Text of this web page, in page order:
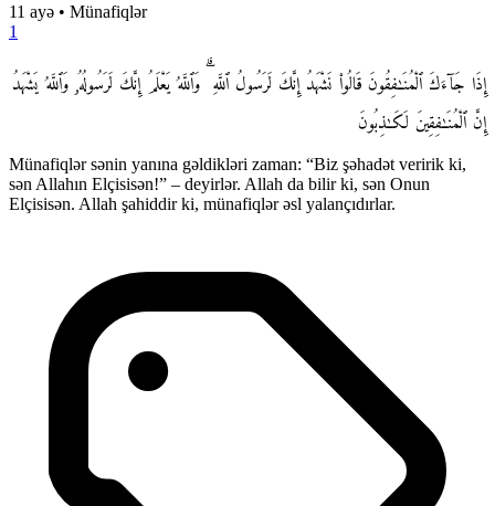
11 ayə • Münafiqlər
1
إِذَا جَآءَكَ ٱلْمُنَـٰفِقُونَ قَالُوا۟ نَشْهَدُ إِنَّكَ لَرَسُولُ ٱللَّهِ ۗ وَٱللَّهُ يَعْلَمُ إِنَّكَ لَرَسُولُهُۥ وَٱللَّهُ يَشْهَدُ
إِنَّ ٱلْمُنَـٰفِقِينَ لَكَـٰذِبُونَ
Münafiqlər sənin yanına gəldikləri zaman: “Biz şəhadət veririk ki,
sən Allahın Elçisisən!” – deyirlər. Allah da bilir ki, sən Onun
Elçisisən. Allah şahiddir ki, münafiqlər əsl yalançıdırlar.